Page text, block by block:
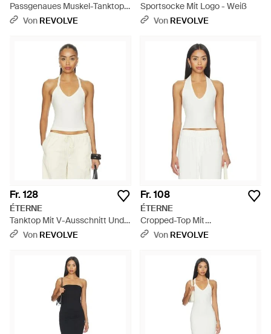
Passgenaues Muskel-Tanktop -
WeißVon REVOLVE
Sportsocke Mit Logo - Weiß
Von REVOLVE
Fr. 128
ÉTERNE
Tanktop Mit V-Ausschnitt Und
Racerback - Natur
Von REVOLVE
Fr. 108
ÉTERNE
Cropped-Top Mit
Nackenträgern - Weiß
Von REVOLVE